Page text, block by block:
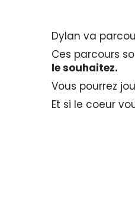
Dylan va
Ces parcours
le souhaitez.
Vous pourrez
Et si le coeur